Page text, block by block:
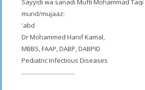
Sayyidi wa sanadi Mufti Mohammad
murid/mujaaz:
'abd
Dr Mohammed Hanif Kamal,
MBBS, FAAP, DABP, DABPID
Pediatric Infectious Diseases
....................................